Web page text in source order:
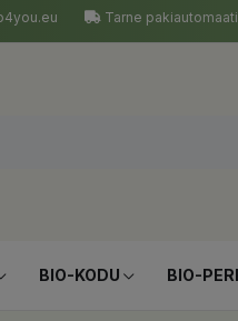
Tarne
BIO-KODU BIO-